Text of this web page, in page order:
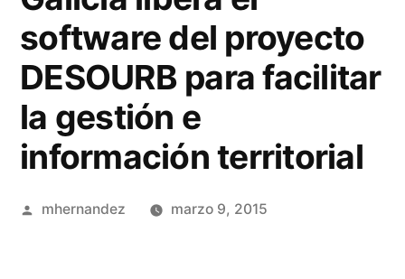
software del proyecto
DESOURB para facilitar
la gestión e
información territorial
Publicado
mhernandez marzo 9, 2015